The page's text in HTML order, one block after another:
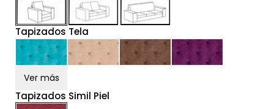
Tapizados Tela
Ver más
Tapizados Simil Piel